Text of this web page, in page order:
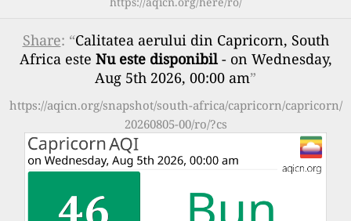
Share: “Calitatea aerului din Capricorn, South
Africa este Nu este disponibil- on Wednesday,
Aug 5th 2026, 00:00 am”
https://aqicn.org/snapshot/south-africa/capricorn/capricorn/
20260805-00/ro/?cs